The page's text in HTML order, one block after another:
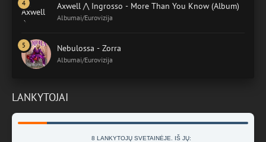
Axwell /\ Ingrosso - More Than You Know (Album)
Albumai/Eurovizija
Nebulossa - Zorra
Albumai/Eurovizija
LANKYTOJAI
8 LANKYTOJŲ SVETAINĖJE. IŠ JŲ: